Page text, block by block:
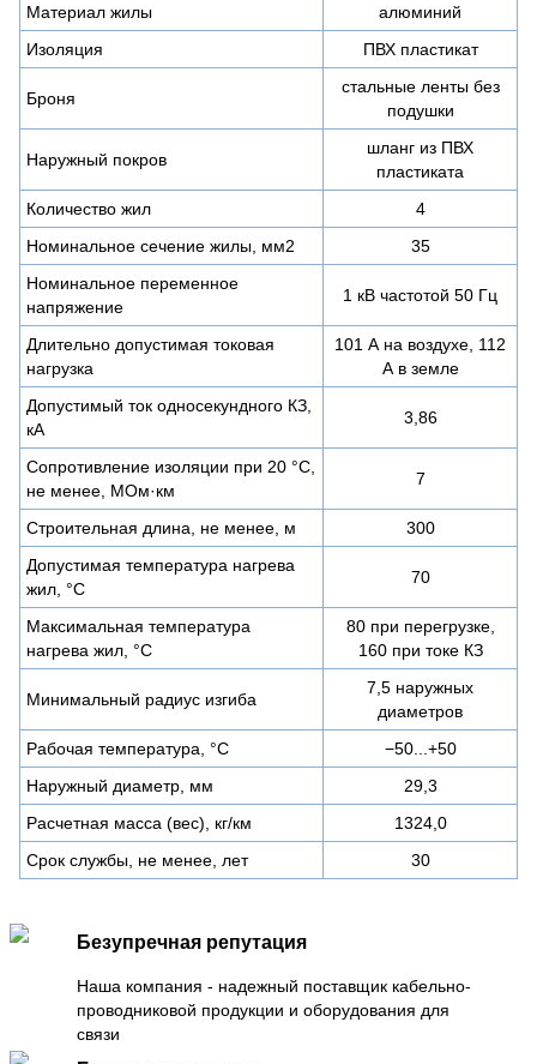
Материал жилы
алюминий
Изоляция
ПВХ пластикат
Броня
стальные ленты без
подушки
Наружный покров
шланг из ПВХ
пластиката
Количество жил
4
Номинальное сечение жилы, мм2
35
Номинальное переменное
напряжение
1 кВ частотой 50 Гц
Длительно допустимая токовая
нагрузка
101 А на воздухе, 112
А в земле
Допустимый ток односекундного КЗ,
кА
3,86
Сопротивление изоляции при 20 °С,
не менее, МОм·км
7
Строительная длина, не менее, м
300
Допустимая температура нагрева
жил, °C
70
Максимальная температура
нагрева жил, °C
80 при перегрузке,
160 при токе КЗ
Минимальный радиус изгиба
7,5 наружных
диаметров
Рабочая температура, °C
−50...+50
Наружный диаметр, мм
29,3
Расчетная масса (вес), кг/км
1324,0
Срок службы, не менее, лет
30
Безупречная репутация
Наша компания - надежный поставщик кабельно-
проводниковой продукции и оборудования для
связи